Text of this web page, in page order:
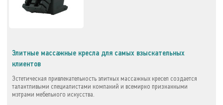
Элитные массажные кресла для самых взыскательных
клиентов
Эстетическая привлекательность элитных массажных кресел создается
талантливыми специалистами компаний и всемирно признанными
мэтрами мебельного искусства.